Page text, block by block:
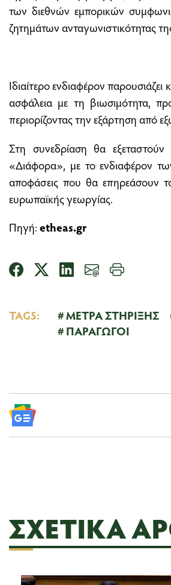
των διεθνών εμπορικών
ζητημάτων ανταγωνιστικότητας
Ιδιαίτερο ενδιαφέρον
ασφάλεια με τη βιωσιμότητα,
περιορίζοντας την εξάρτηση από
Στη συνεδρίαση θα
«Διάφορα», με το ενδιαφέρον
αποφάσεις που θα επηρεάσουν
ευρωπαϊκής γεωργίας.
Πηγή:etheas.gr
TAGS: ΜΕΤΡΑ ΣΤΗΡΙΞΗΣ
ΠΑΡΑΓΩΓΟΙ
ΣΧΕΤΙΚΆ